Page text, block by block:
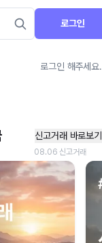
로그인
로그인 해주세요.